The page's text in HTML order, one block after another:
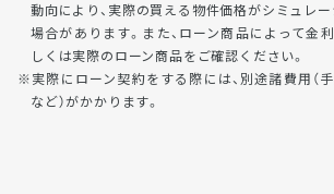
動向により、実際の買える物件価格がシミュレ
場合があります。また、ローン商品によって金
しくは実際のローン商品をご確認ください。
実際にローン契約をする際には、別途諸費用（
など）がかかります。